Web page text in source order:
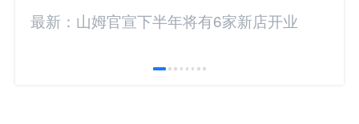
最新：山姆官宣下半年将有6家新店开业